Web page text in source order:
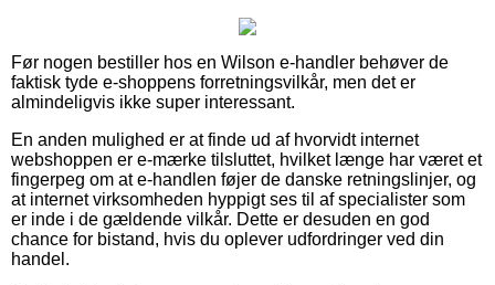
Før nogen bestiller hos en Wilson e-handler behøver de
faktisk tyde e-shoppens forretningsvilkår, men det er
almindeligvis ikke super interessant.
En anden mulighed er at finde ud af hvorvidt internet
webshoppen er e-mærke tilsluttet, hvilket længe har været et
fingerpeg om at e-handlen føjer de danske retningslinjer, og
at internet virksomheden hyppigt ses til af specialister som
er inde i de gældende vilkår. Dette er desuden en god
chance for bistand, hvis du oplever udfordringer ved din
handel.